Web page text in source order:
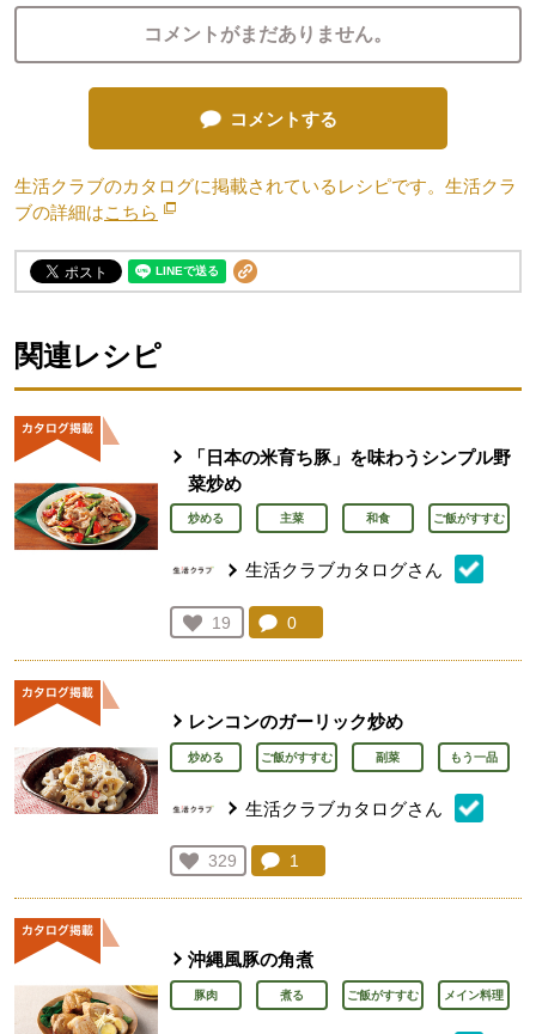
コメントがまだありません。
コメントする
生活クラブのカタログに掲載されているレシピです。生活クラ
ブの詳細はこちら 別のウィンドウで開きます。
関連レシピ
「日本の米育ち豚」を味わうシンプル野
菜炒め
炒める 主菜 和食 ご飯がすすむ
生活クラブカタログさん
お気に入り登録：
19
人が登録
コメント：
0
レンコンのガーリック炒め
炒める ご飯がすすむ 副菜 もう一品
生活クラブカタログさん
お気に入り登録：
329
人が登録
コメント：
1
沖縄風豚の角煮
豚肉 煮る ご飯がすすむ メイン料理